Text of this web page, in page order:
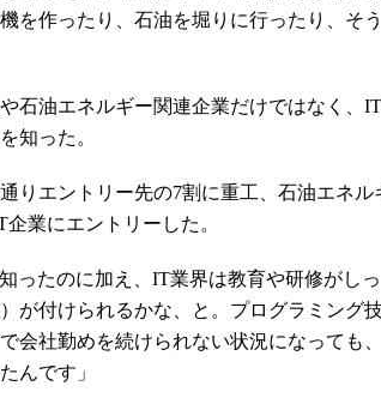
を作ったり、石油を堀りに行ったり、そう
石油エネルギー関連企業だけではなく、IT
知った。
りエントリー先の7割に重工、石油エネル
業にエントリーした。
ったのに加え、IT業界は教育や研修がしっ
が付けられるかな、と。プログラミング
会社勤めを続けられない状況になっても、
んです」